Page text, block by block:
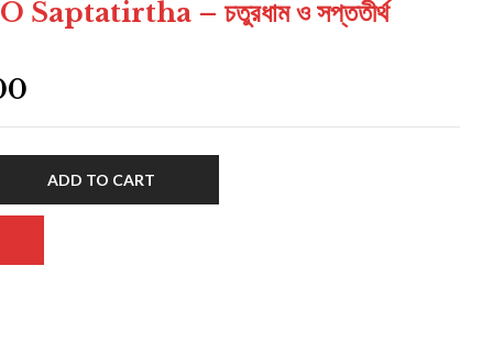
– চতুরধাম ও সপ্ততীর্থ
ADD TO CART